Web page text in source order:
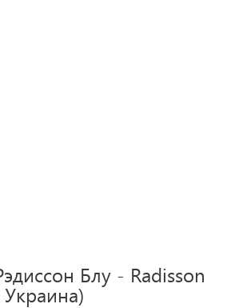
Блу - Radisson
Украина)